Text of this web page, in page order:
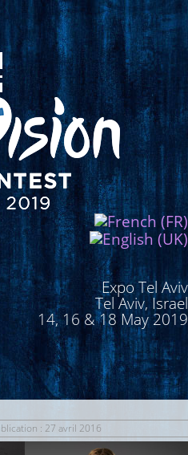
Expo Tel Aviv
Tel Aviv, Israel
14, 16 & 18 May 2019
: 27 avril 2016